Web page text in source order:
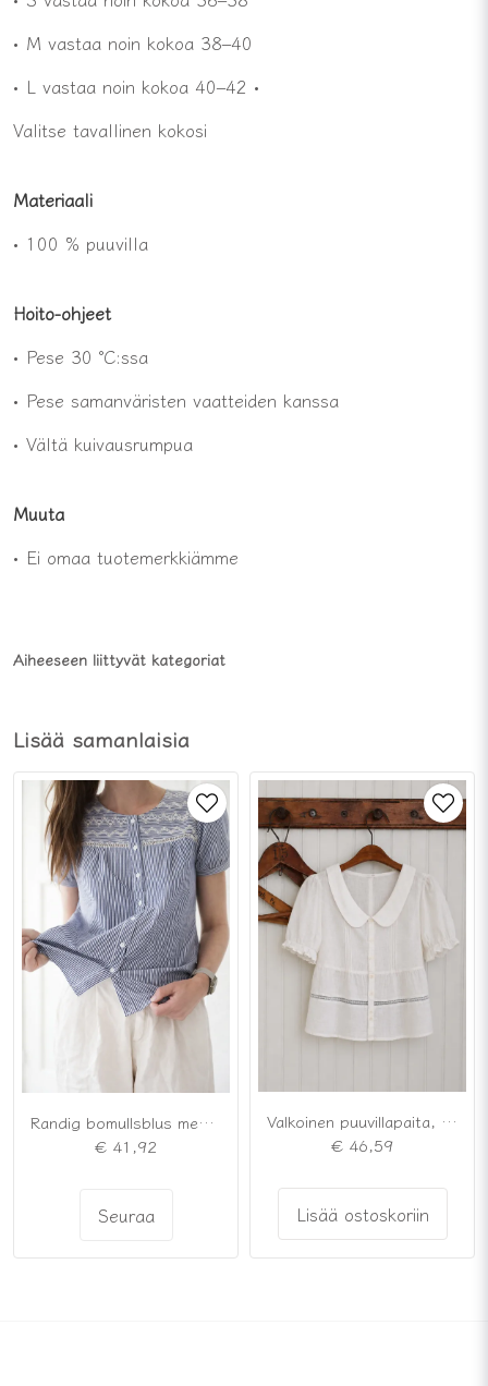
Lisää samanlaisia
Randig bomullsblus med broderade detaljer
€ 41,92
Seuraa
Valkoinen puuvillapaita, jossa on pyöristetty kaulus
€ 46,59
Lisää ostoskoriin
• M vastaa noin kokoa 38–40
• L vastaa noin kokoa 40–42 •
Valitse tavallinen kokosi
Materiaali
• 100 % puuvilla
Hoito-ohjeet
• Pese 30 °C:ssa
• Pese samanväristen vaatteiden kanssa
• Vältä kuivausrumpua
Muuta
• Ei omaa tuotemerkkiämme
Aiheeseen liittyvät kategoriat